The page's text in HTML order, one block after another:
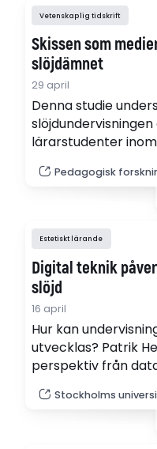
Vetenskaplig tidskrift
Skissen som
slöjdämnet
29 april
Denna studie
lärarstudenter
sociokulturellt
betraktas som ett
Pedagogisk
Estetiskt lärande
Digital teknik
slöjd
16 april
Hur kan
utvecklas? Patrik
perspektiv från
Stockholms